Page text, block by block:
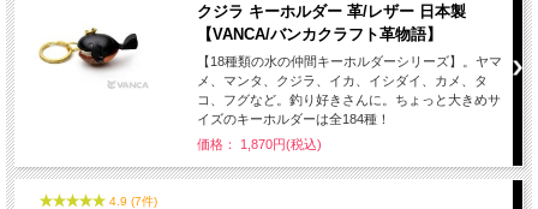
クジラ キーホルダー 革/レザー 日本製
【VANCA/バンカクラフト革物語】
【18種類の水の仲間キーホルダーシリーズ】。ヤマ
メ、マンタ、クジラ、イカ、イシダイ、カメ、タ
コ、フグなど。釣り好きさんに。ちょっと大きめサ
イズのキーホルダーは全184種！
価格： 1,870円(税込)
4.9 (7件)